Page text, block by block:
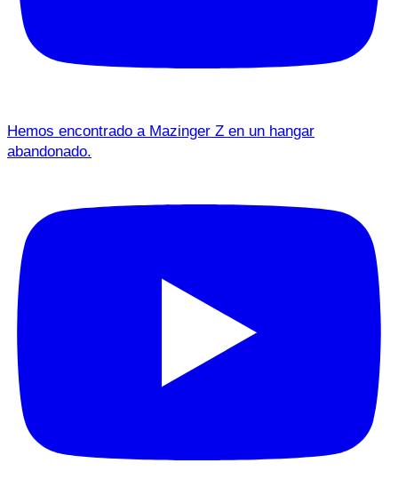
Hemos encontrado a Mazinger Z en un hangar
abandonado.